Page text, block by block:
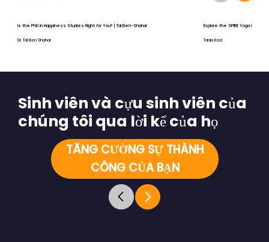
TĂNG CƯỜNG SỰ THÀNH
CÔNG CỦA BẠN
Sinh viên và cựu sinh viên của
chúng tôi qua lời kể của họ
Is the PhD in Happiness Studies Right for You? | Tal Ben-Shahar
Dr. Tal Ben Shahar
Explore the SPIRE Yoga Program
Tania Kazi